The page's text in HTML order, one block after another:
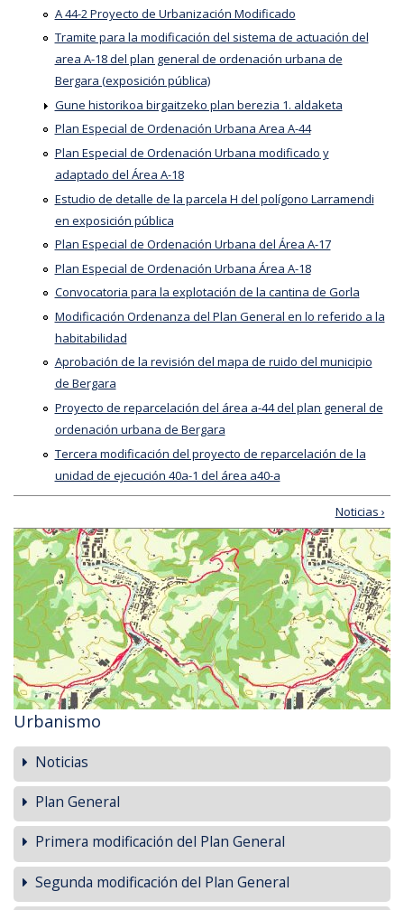
A 44-2 Proyecto de Urbanización Modificado
Tramite para la modificación del sistema de actuación del
area A-18 del plan general de ordenación urbana de
Bergara (exposición pública)
Gune historikoa birgaitzeko plan berezia 1. aldaketa
Plan Especial de Ordenación Urbana Area A-44
Plan Especial de Ordenación Urbana modificado y
adaptado del Área A-18
Estudio de detalle de la parcela H del polígono Larramendi
en exposición pública
Plan Especial de Ordenación Urbana del Área A-17
Plan Especial de Ordenación Urbana Área A-18
Convocatoria para la explotación de la cantina de Gorla
Modificación Ordenanza del Plan General en lo referido a la
habitabilidad
Aprobación de la revisión del mapa de ruido del municipio
de Bergara
Proyecto de reparcelación del área a-44 del plan general de
ordenación urbana de Bergara
Tercera modificación del proyecto de reparcelación de la
unidad de ejecución 40a-1 del área a40-a
Noticias ›
Urbanismo
Noticias
Plan General
Primera modificación del Plan General
Segunda modificación del Plan General